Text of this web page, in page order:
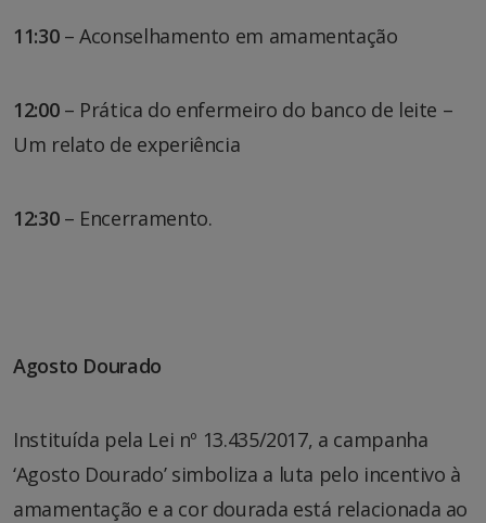
11:30– Aconselhamento em amamentação
12:00– Prática do enfermeiro do banco de leite –
Um relato de experiência
12:30– Encerramento.
Agosto Dourado
Instituída pela Lei nº 13.435/2017, a campanha
‘Agosto Dourado’ simboliza a luta pelo incentivo à
amamentação e a cor dourada está relacionada ao